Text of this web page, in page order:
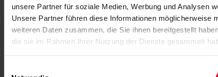
unsere Partner für soziale Medien, Werbung und Analysen
Unsere Partner führen diese Informationen möglicherweise
weiteren Daten zusammen, die Sie ihnen bereitgestellt
die sie im Rahmen Ihrer Nutzung der Dienste gesammelt